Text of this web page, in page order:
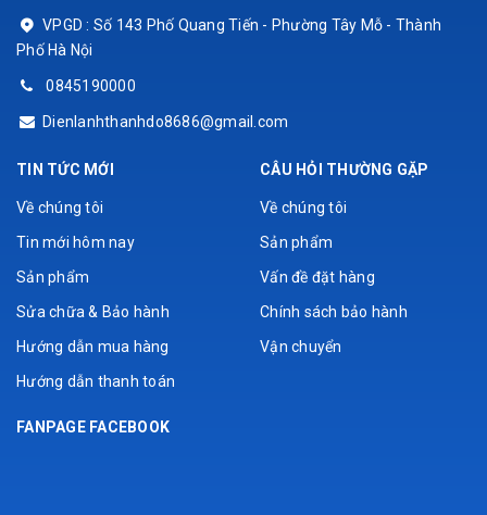
VPGD : Số 143 Phố Quang Tiến - Phường Tây Mỗ - Thành
Phố Hà Nội
0845190000
Dienlanhthanhdo8686@gmail.com
TIN TỨC MỚI
Về chúng tôi
Tin mới hôm nay
Sản phẩm
Sửa chữa & Bảo hành
Hướng dẫn mua hàng
Hướng dẫn thanh toán
CÂU HỎI THƯỜNG GẶP
Về chúng tôi
Sản phẩm
Vấn đề đặt hàng
Chính sách bảo hành
Vận chuyển
FANPAGE FACEBOOK